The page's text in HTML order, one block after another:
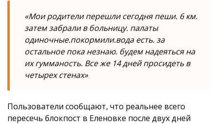
«Мои родители перешли сегодня пеши. 6 км.
затем забрали в больницу. палаты
одиночные.покормили.вода есть. за
остальное пока незнаю. будем надеяться на
их гумманость. Все же 14 дней просидеть в
четырех стенах»
Пользователи сообщают, что реальнее всего
пересечь блокпост в Еленовке после двух дней